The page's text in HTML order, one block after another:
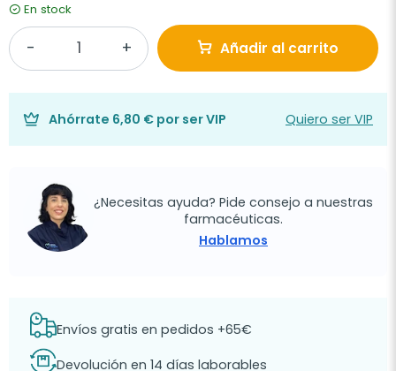
En stock
Añadir al carrito
Ahórrate 6,80 € por ser VIP Quiero ser VIP
¿Necesitas ayuda? Pide consejo a nuestras
farmacéuticas.
Hablamos
Envíos gratis en pedidos +65€
Devolución en 14 días laborables